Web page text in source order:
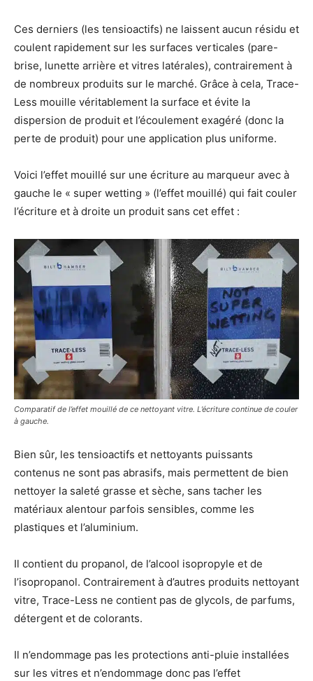
Ces derniers (les tensioactifs) ne laissent aucun résidu et
coulent rapidement sur les surfaces verticales (pare-
brise, lunette arrière et vitres latérales), contrairement à
de nombreux produits sur le marché. Grâce à cela, Trace-
Less mouille véritablement la surface et évite la
dispersion de produit et l’écoulement exagéré (donc la
perte de produit) pour une application plus uniforme.
Voici l’effet mouillé sur une écriture au marqueur avec à
gauche le « super wetting » (l’effet mouillé) qui fait couler
l’écriture et à droite un produit sans cet effet :
Comparatif de l’effet mouillé de ce nettoyant vitre. L’écriture continue de couler
à gauche.
Bien sûr, les tensioactifs et nettoyants puissants
contenus ne sont pas abrasifs, mais permettent de bien
nettoyer la saleté grasse et sèche, sans tacher les
matériaux alentour parfois sensibles, comme les
plastiques et l’aluminium.
Il contient du propanol, de l’alcool isopropyle et de
l’isopropanol. Contrairement à d’autres produits nettoyant
vitre, Trace-Less ne contient pas de glycols, de parfums,
détergent et de colorants.
Il n’endommage pas les protections anti-pluie installées
sur les vitres et n’endommage donc pas l’effet